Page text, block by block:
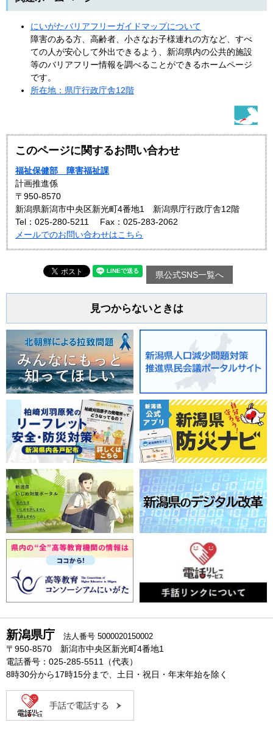
にいがたバリアフリーガイドマップについて
障害のある方、高齢者、小さなお子様連れの方など、すべ
ての人が安心して外出できるよう、新潟県内の公共的施設
等のバリアフリー情報を調べることができるホームページ
です。
所在地：県庁行政庁舎12階
このページに関するお問い合わせ
福祉保健部 障害福祉課
計画推進係
〒950-8570
新潟県新潟市中央区新光町4番地1 新潟県庁行政庁舎12階
Tel：025-280-5211
Fax：025-283-2062
メールでのお問い合わせはこちら
県公式SNS一覧へ
見つからないときは
新潟県庁 法人番号 5000020150002
〒950-8570 新潟市中央区新光町4番地1
電話番号：025-285-5511（代表）
8時30分から17時15分まで、土日・祝日・年末年始を除く
手話で電話する